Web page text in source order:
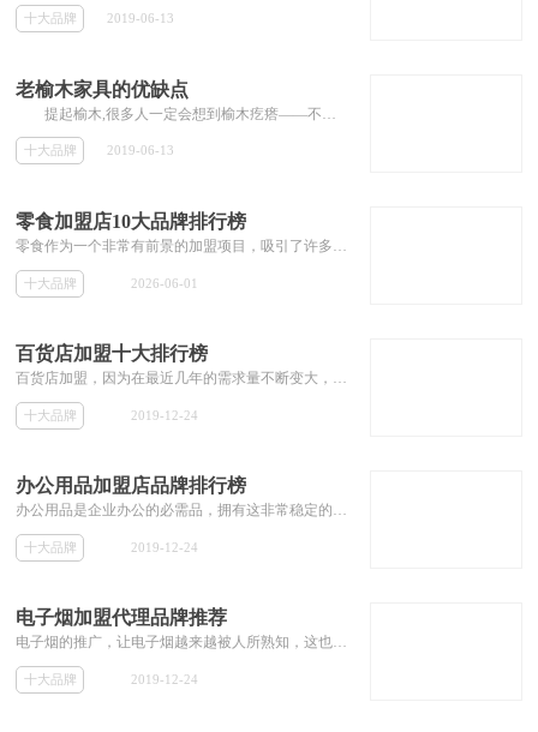
十大品牌 2019-06-13
老榆木家具的优缺点
提起榆木,很多人一定会想到榆木疙瘩——不开窍的俗语，其实这个俗语正好侧面的突出了老榆木家具的坚韧，老榆木家具年代越久到现在也就...
十大品牌 2019-06-13
零食加盟店10大品牌排行榜
零食作为一个非常有前景的加盟项目，吸引了许多投资者的关注。许多投资者都想知道有哪些好的零食店品牌可以加盟。那么本专题就为大家推荐零食加盟店的10大品牌，并提供加盟费用等相关加盟信息，为投资者解答零食店的加盟问题。
十大品牌 2026-06-01
百货店加盟十大排行榜
百货店加盟，因为在最近几年的需求量不断变大，市场非常可观，在最近几年非常受加盟商的欢迎。而百货店品牌的增加也使得加盟商在选择品牌进行加盟的时候遇到诸如百货店加盟哪个好的问题。本专题筛选出一批知名的百货店加盟品牌，为投资者加盟百货店提供参考。
十大品牌 2019-12-24
办公用品加盟店品牌排行榜
办公用品是企业办公的必需品，拥有这非常稳定的销量，而近年来万众创业，使得我国的企业数量越来越多，办公用品迎来了一个新的风口。办公用品的品牌对销量的影响非常的大，所以投资者在加盟办公用品品牌时，必须选择比较有名气的品牌。本本专题就为投资者推荐一些有名气的办公用品加盟品牌，解决加盟商不知道办公用品加盟哪家好的相关加盟问题。
十大品牌 2019-12-24
电子烟加盟代理品牌推荐
电子烟的推广，让电子烟越来越被人所熟知，这也为电子烟行业带来了非常大的商机。目前电子烟的发展行处于初步阶段，拥有着非常大的发展空间。此时加盟代理电子烟会是一个不错的选择。本专题为想加盟代理电子烟的投资者推荐电子烟的加盟代理品牌，包括其加盟费用等相关加盟信息。
十大品牌 2019-12-24